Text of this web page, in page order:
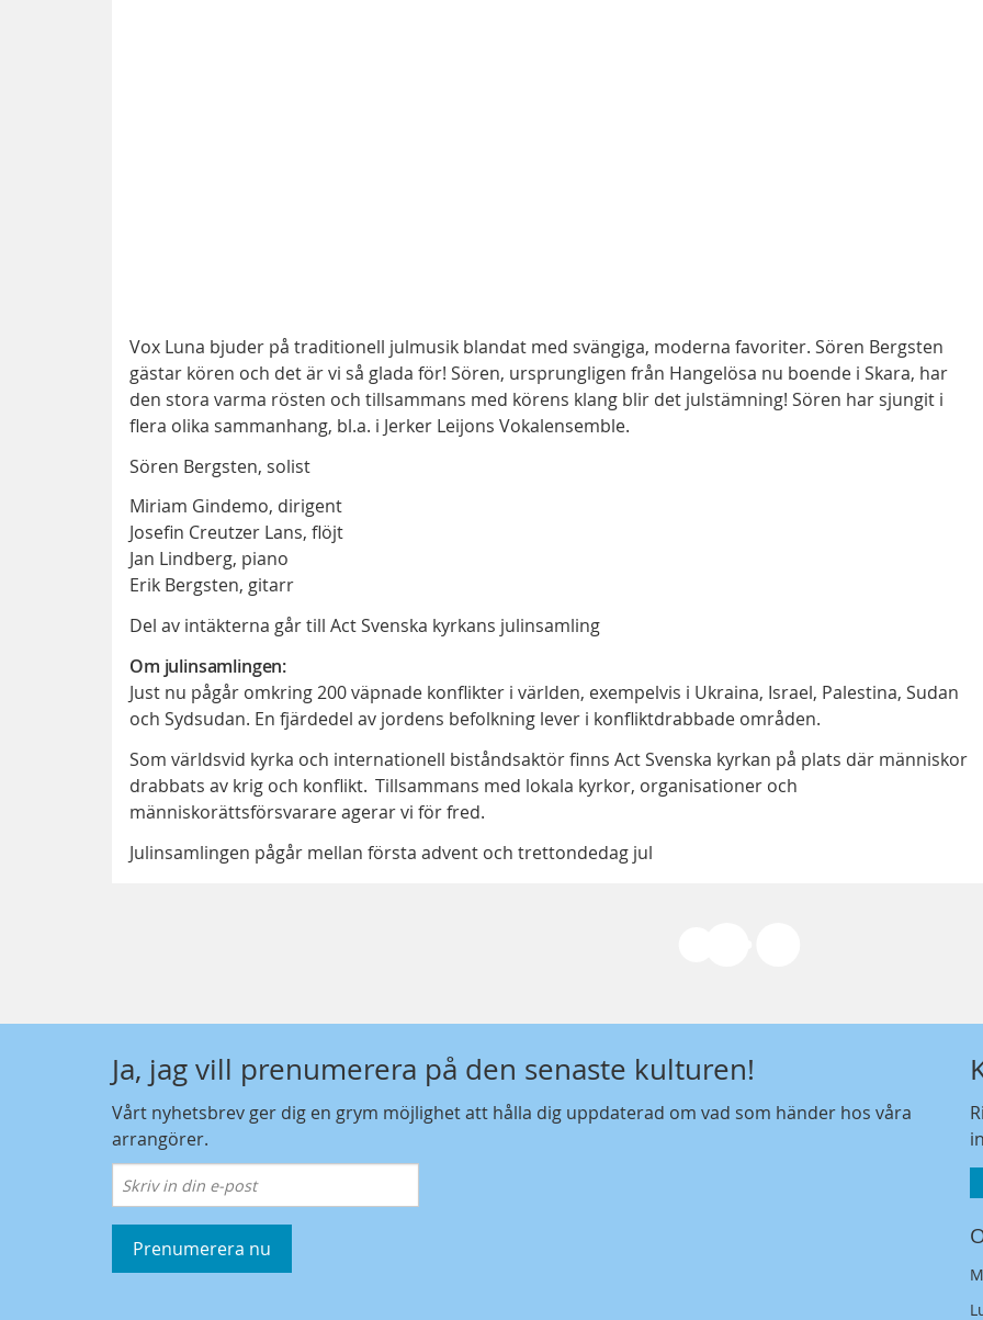
Vox Luna bjuder på traditionell julmusik blandat med svängiga, moderna favoriter. Sören Bergsten
gästar kören och det är vi så glada för! Sören, ursprungligen från Hangelösa nu boende i Skara, har
den stora varma rösten och tillsammans med körens klang blir det julstämning! Sören har sjungit i
flera olika sammanhang, bl.a. i Jerker Leijons Vokalensemble.
Sören Bergsten, solist
Miriam Gindemo, dirigent
Josefin Creutzer Lans, flöjt
Jan Lindberg, piano
Erik Bergsten, gitarr
Del av intäkterna går till Act Svenska kyrkans julinsamling
Om julinsamlingen:
Just nu pågår omkring 200 väpnade konflikter i världen, exempelvis i Ukraina, Israel, Palestina, Sudan
och Sydsudan. En fjärdedel av jordens befolkning lever i konfliktdrabbade områden.
Som världsvid kyrka och internationell biståndsaktör finns Act Svenska kyrkan på plats där människor
drabbats av krig och konflikt. Tillsammans med lokala kyrkor, organisationer och
människorättsförsvarare agerar vi för fred.
Julinsamlingen pågår mellan första advent och trettondedag jul
Ja, jag vill prenumerera på den senaste kulturen!
Vårt nyhetsbrev ger dig en grym möjlighet att hålla dig uppdaterad om vad som händer hos våra
arrangörer.
Prenumerera nu